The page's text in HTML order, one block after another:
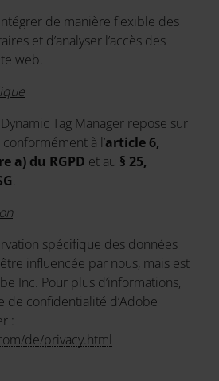
de manière flexible des
et d’analyser l’accès des
web.
Tag Manager repose sur
à l’article 6,
a) du RGPD et au § 25,
.
spécifique des données
influencée par nous, mais est
Inc. Pour plus d’informations,
de confidentialité d’Adobe
:
de/privacy.html